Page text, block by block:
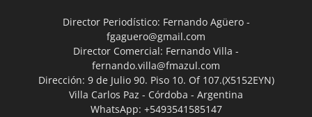
Director Periodístico: Fernando Agüero -
fgaguero@gmail.com
Director Comercial: Fernando Villa -
fernando.villa@fmazul.com
Dirección: 9 de Julio 90. Piso 10. Of 107.(X5152EYN)
Villa Carlos Paz - Córdoba - Argentina
WhatsApp: +5493541585147